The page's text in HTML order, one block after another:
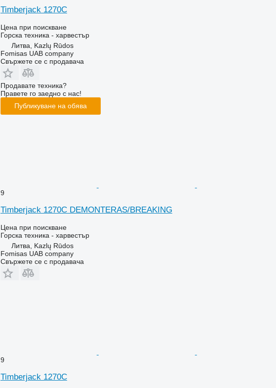
Timberjack 1270C
Цена при поискване
Горска техника - харвестър
Литва, Kazlų Rūdos
Fomisas UAB company
Свържете се с продавача
Продавате техника?
Правете го заедно с нас!
Публикуване на обява
9
Timberjack 1270C DEMONTERAS/BREAKING
Цена при поискване
Горска техника - харвестър
Литва, Kazlų Rūdos
Fomisas UAB company
Свържете се с продавача
9
Timberjack 1270C